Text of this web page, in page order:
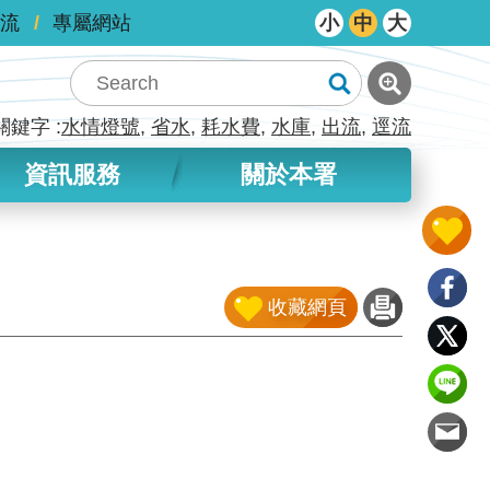
專屬網站 小 中 大
鍵字 水情燈號 省水 耗水費 水庫 出流 逕流
資訊服務 關於本署
收藏網頁